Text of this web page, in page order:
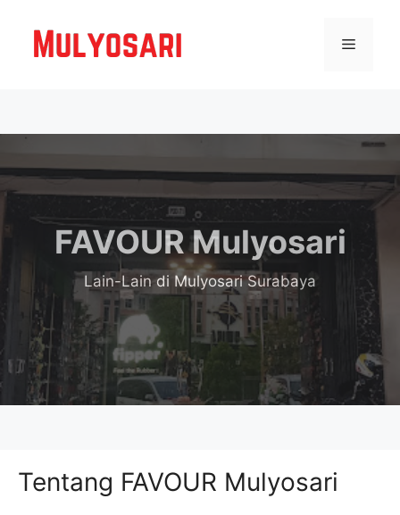
Menu
FAVOUR Mulyosari
Lain-Laindi Mulyosari Surabaya
Tentang FAVOUR Mulyosari